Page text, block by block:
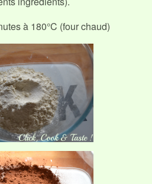
à 180°C (four chaud)